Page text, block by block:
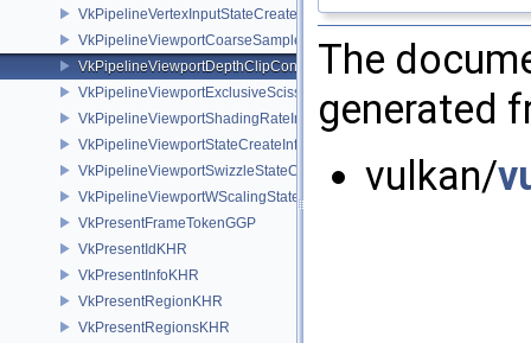
VkPipelineVertexInputStateCreateInfo
VkPipelineViewportCoarseSampleOrderStateCreateInfoNV
VkPipelineViewportDepthClipControlCreateInfoEXT
VkPipelineViewportExclusiveScissorStateCreateInfoNV
VkPipelineViewportShadingRateImageStateCreateInfoNV
VkPipelineViewportStateCreateInfo
VkPipelineViewportSwizzleStateCreateInfoNV
VkPipelineViewportWScalingStateCreateInfoNV
VkPresentFrameTokenGGP
VkPresentIdKHR
VkPresentInfoKHR
VkPresentRegionKHR
VkPresentRegionsKHR
The
generated
vulkan/